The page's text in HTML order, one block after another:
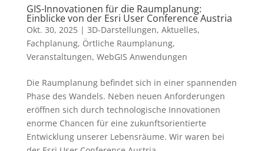
GIS-Innovationen für die Raumplanung:
Einblicke von der Esri User Conference Austria
Okt. 30, 2025| 3D-Darstellungen, Aktuelles,
Fachplanung, Örtliche Raumplanung,
Veranstaltungen, WebGIS Anwendungen
Die Raumplanung befindet sich in einer spannenden
Phase des Wandels. Neben neuen Anforderungen
eröffnen sich durch technologische Innovationen
enorme Chancen für eine zukunftsorientierte
Entwicklung unserer Lebensräume. Wir waren bei